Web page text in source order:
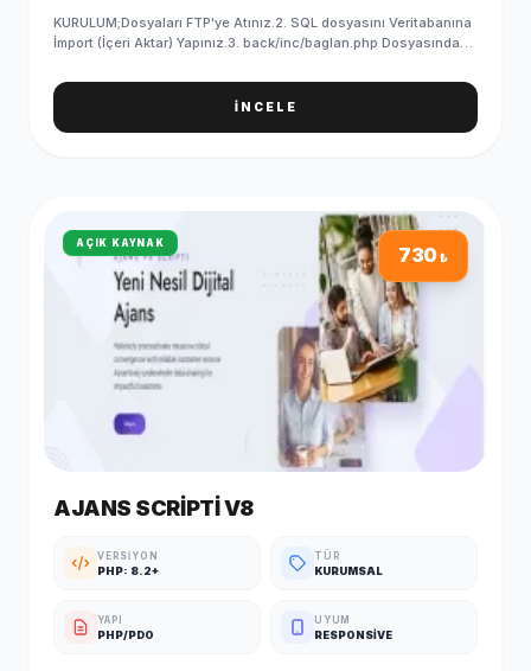
KURULUM;Dosyaları FTP'ye Atınız.2. SQL dosyasını Veritabanına
İmport (İçeri Aktar) Yapınız.3. back/inc/baglan.php Dosyasındaki
PHPMYADMIN/ayar tablosundan site linkinizi yazmayı
unutmayın5. Kurulum Başarıyla Tamamlanmıştır. ADMIN GİRİŞ
BİLGİLERİ (Standart);Admin Paneli : http://siteadi.com/ControlE-
İNCELE
AÇIK KAYNAK 730₺
AJANS SCRIPTI V8
VERSIYON
PHP: 8.2+
TÜR
KURUMSAL
YAPI
PHP/PDO
UYUM
RESPONSIVE